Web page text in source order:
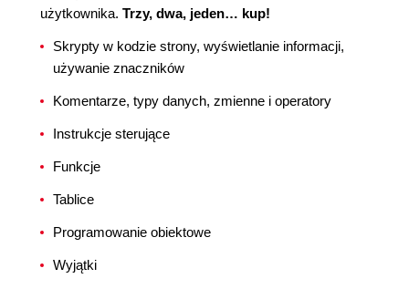
użytkownika. Trzy, dwa, jeden… kup!
Skrypty w kodzie strony, wyświetlanie informacji,
używanie znaczników
Komentarze, typy danych, zmienne i operatory
Instrukcje sterujące
Funkcje
Tablice
Programowanie obiektowe
Wyjątki